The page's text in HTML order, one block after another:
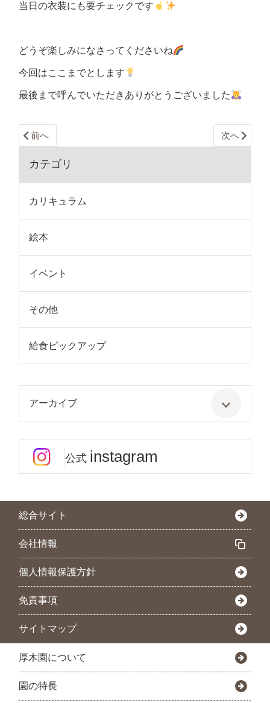
当日の衣装にも要チェックです
どうぞ楽しみになさってくださいね
今回はここまでとします
最後まで呼んでいただきありがとうございました
前へ 次へ
カテゴリ
カリキュラム
絵本
イベント
その他
給食ピックアップ
アーカイブ
公式 instagram
総合サイト
会社情報
個人情報保護方針
免責事項
サイトマップ
厚木園について
園の特長